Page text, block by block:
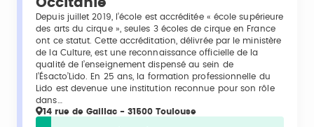
Depuis juillet 2019, l’école est accréditée « école supérieure
des arts du cirque », seules 3 écoles de cirque en France
ont ce statut. Cette accréditation, délivrée par le ministère
de la Culture, est une reconnaissance officielle de la
qualité de l’enseignement dispensé au sein de
l’Ésacto’Lido. En 25 ans, la formation professionnelle du
Lido est devenue une institution reconnue pour son rôle
dans…
14 rue de Gaillac - 31500 Toulouse